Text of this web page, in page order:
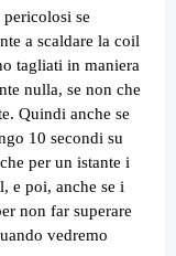
se
a scaldare la coil
tagliati in maniera
nulla, se non che
Quindi anche se
10 secondi su
per un istante i
e poi, anche se i
non far superare
vedremo